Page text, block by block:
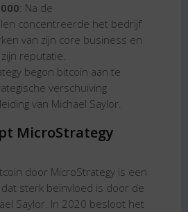
: Na de
concentreerde het bedrijf
van zijn core business en
reputatie.
begon bitcoin aan te
verschuiving
van Michael Saylor.
MicroStrategy
door MicroStrategy is een
sterk beïnvloed is door de
Saylor. In 2020 besloot het